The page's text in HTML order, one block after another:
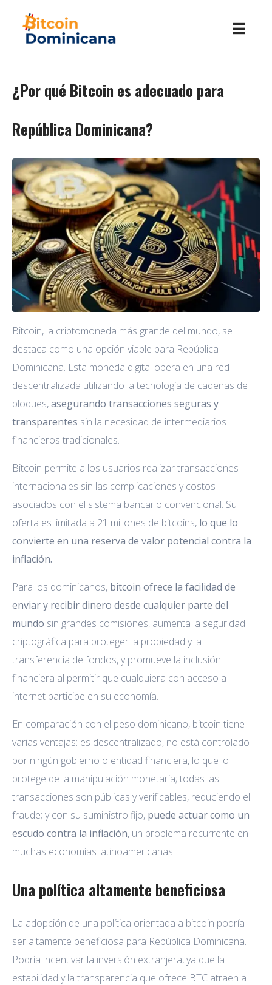
¿Por qué Bitcoin es adecuado para
República Dominicana?
Bitcoin, la criptomoneda más grande del mundo, se
destaca como una opción viable para República
Dominicana. Esta moneda digital opera en una red
descentralizada utilizando la tecnología de cadenas de
bloques,asegurando transacciones seguras y
transparentes sin la necesidad de intermediarios
financieros tradicionales.
Bitcoin permite a los usuarios realizar transacciones
internacionales sin las complicaciones y costos
asociados con el sistema bancario convencional. Su
oferta es limitada a 21 millones de bitcoins, lo que lo
convierte en una reserva de valor potencial contra la
inflación.
Para los dominicanos, bitcoin ofrece la facilidad de
enviar y recibir dinero desde cualquier parte del
mundo sin grandes comisiones, aumenta la seguridad
criptográfica para proteger la propiedad y la
transferencia de fondos, y promueve la inclusión
financiera al permitir que cualquiera con acceso a
internet participe en su economía.
En comparación con el peso dominicano, bitcoin tiene
varias ventajas: es descentralizado, no está controlado
por ningún gobierno o entidad financiera, lo que lo
protege de la manipulación monetaria; todas las
transacciones son públicas y verificables, reduciendo el
fraude; y con su suministro fijo, puede actuar como un
escudo contra la inflación, un problema recurrente en
muchas economías latinoamericanas.
Una política altamente beneficiosa
La adopción de una política orientada a bitcoin podría
ser altamente beneficiosa para República Dominicana.
Podría incentivar la inversión extranjera, ya que la
estabilidad y la transparencia que ofrece BTC atraen a